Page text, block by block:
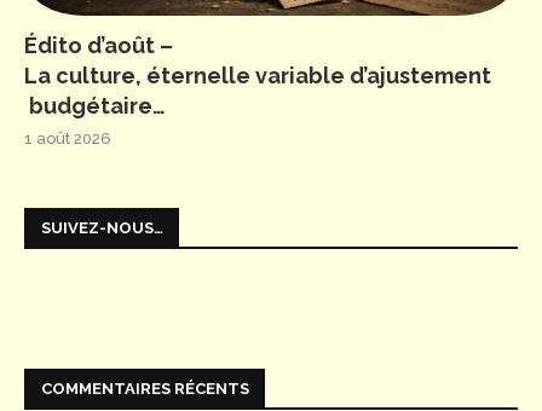
Édito d’août –
La culture, éternelle variable d’ajustement
budgétaire…
1 août 2026
SUIVEZ-NOUS…
COMMENTAIRES RÉCENTS